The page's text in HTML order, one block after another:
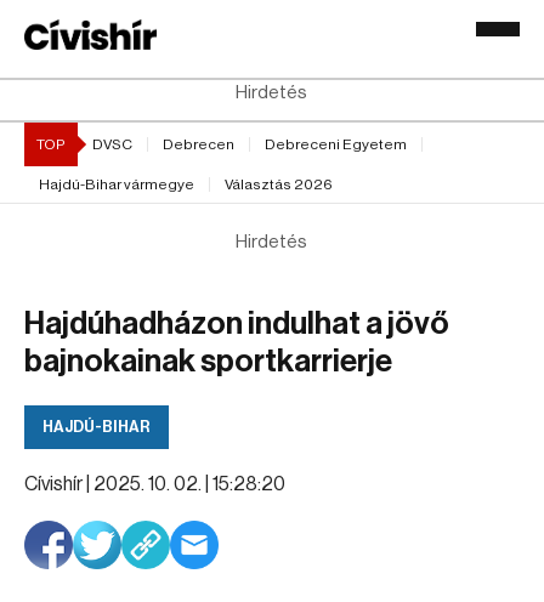
Hirdetés
TOP DVSC Debrecen Debreceni Egyetem
Hajdú-Bihar vármegye Választás 2026
Hirdetés
Hajdúhadházon indulhat a jövő
bajnokainak sportkarrierje
HAJDÚ-BIHAR
Cívishír | 2025. 10. 02. | 15:28:20